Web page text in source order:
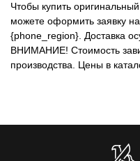
Чтобы купить
можете оформить заявку
{phone_region}. Доставка
ВНИМАНИЕ! Стоимость
производства. Цены в